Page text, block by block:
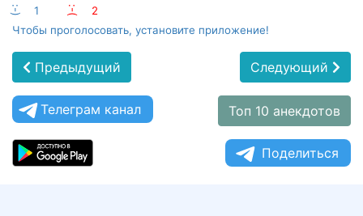
:-) 1 :-(
2
Чтобы проголосовать, установите приложение!
Предыдущий Следующий
Телеграм канал Топ 10 анекдотов
Поделиться